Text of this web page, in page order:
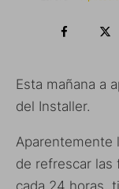
Esta mañana a
del Installer.
Aparentemente
de refrescar las
cada 24 horas,